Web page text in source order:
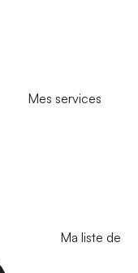
Mes services
Ma liste de